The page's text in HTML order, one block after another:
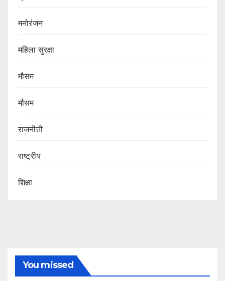
मनोरंजन
महिला सुरक्षा
मौसम
मौसम
राजनीती
राष्ट्रीय
शिक्षा
You missed